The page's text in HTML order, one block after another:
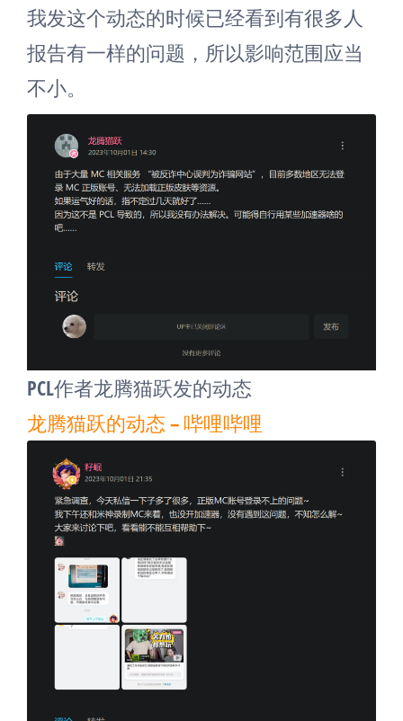
我发这个动态的时候已经看到有很多人
报告有一样的问题，所以影响范围应当
不小。
PCL作者龙腾猫跃发的动态
龙腾猫跃的动态 – 哔哩哔哩